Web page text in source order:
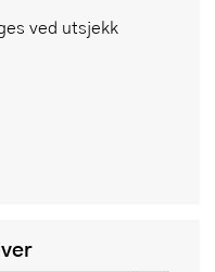
ved utsjekk